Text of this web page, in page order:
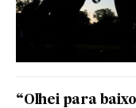
“Olhei para